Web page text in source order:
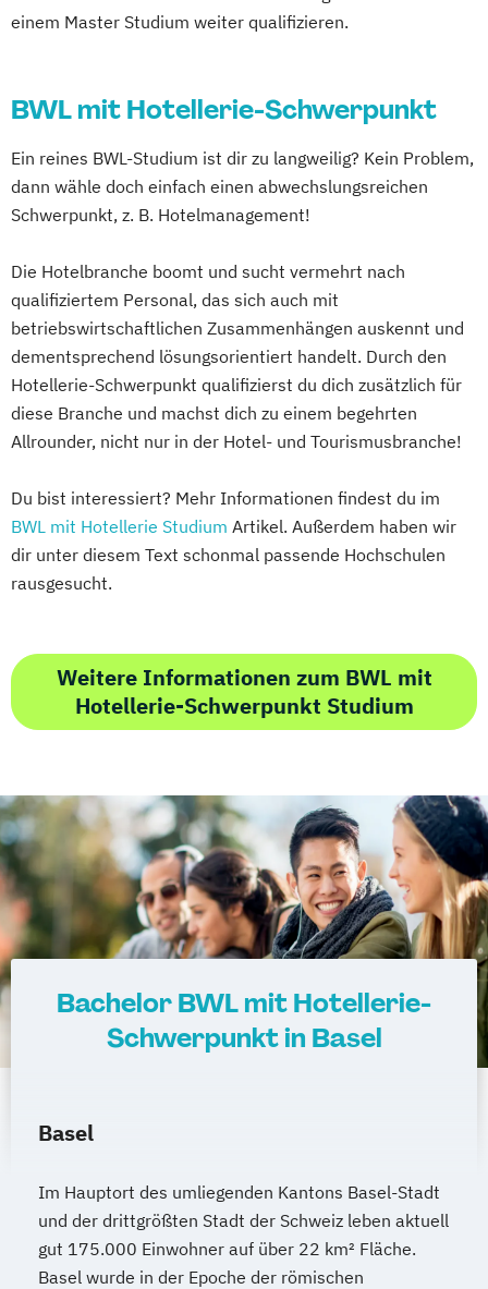
einem Master Studium weiter qualifizieren.
BWL mit Hotellerie-Schwerpunkt
Ein reines BWL-Studium ist dir zu langweilig? Kein Problem,
dann wähle doch einfach einen abwechslungsreichen
Schwerpunkt, z. B. Hotelmanagement!
Die Hotelbranche boomt und sucht vermehrt nach
qualifiziertem Personal, das sich auch mit
betriebswirtschaftlichen Zusammenhängen auskennt und
dementsprechend lösungsorientiert handelt. Durch den
Hotellerie-Schwerpunkt qualifizierst du dich zusätzlich für
diese Branche und machst dich zu einem begehrten
Allrounder, nicht nur in der Hotel- und Tourismusbranche!
Du bist interessiert? Mehr Informationen findest du im
BWL mit Hotellerie Studium Artikel. Außerdem haben wir
dir unter diesem Text schonmal passende Hochschulen
rausgesucht.
Weitere Informationen zum BWL mit
Hotellerie-Schwerpunkt Studium
Bachelor BWL mit Hotellerie-
Schwerpunkt in Basel
Basel
Im Hauptort des umliegenden Kantons Basel-Stadt
und der drittgrößten Stadt der Schweiz leben aktuell
gut 175.000 Einwohner auf über 22 km² Fläche.
Basel wurde in der Epoche der römischen